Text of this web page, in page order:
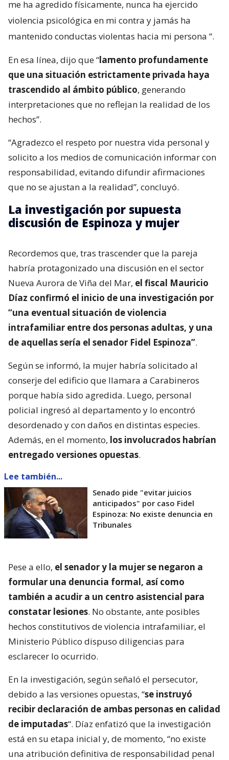
me ha agredido físicamente, nunca ha ejercido
violencia psicológica en mi contra y jamás ha
mantenido conductas violentas hacia mi persona “.
En esa línea, dijo que “lamento profundamente
que una situación estrictamente privada haya
trascendido al ámbito público, generando
interpretaciones que no reflejan la realidad de los
hechos”.
“Agradezco el respeto por nuestra vida personal y
solicito a los medios de comunicación informar con
responsabilidad, evitando difundir afirmaciones
que no se ajustan a la realidad”, concluyó.
La investigación por supuesta
discusión de Espinoza y mujer
Recordemos que, tras trascender que la pareja
habría protagonizado una discusión en el sector
Nueva Aurora de Viña del Mar, el fiscal Mauricio
Díaz confirmó el inicio de una investigación por
“una eventual situación de violencia
intrafamiliar entre dos personas adultas, y una
de aquellas sería el senador Fidel Espinoza”.
Según se informó, la mujer habría solicitado al
conserje del edificio que llamara a Carabineros
porque había sido agredida. Luego, personal
policial ingresó al departamento y lo encontró
desordenado y con daños en distintas especies.
Además, en el momento, los involucrados habrían
entregado versiones opuestas.
Lee también...
Senado pide "evitar juicios
anticipados" por caso Fidel
Espinoza: No existe denuncia en
Tribunales
Pese a ello, el senador y la mujer se negaron a
formular una denuncia formal, así como
también a acudir a un centro asistencial para
constatar lesiones. No obstante, ante posibles
hechos constitutivos de violencia intrafamiliar, el
Ministerio Público dispuso diligencias para
esclarecer lo ocurrido.
En la investigación, según señaló el persecutor,
debido a las versiones opuestas, “se instruyó
recibir declaración de ambas personas en calidad
de imputadas“. Díaz enfatizó que la investigación
está en su etapa inicial y, de momento, “no existe
una atribución definitiva de responsabilidad penal